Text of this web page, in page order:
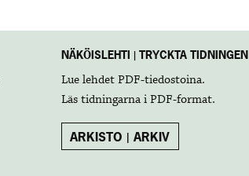
NÄKÖISLEHTI | TRYCKTA TIDNINGEN
Lue lehdet PDF-tiedostoina.
Läs tidningarna i PDF-format.
ARKISTO | ARKIV